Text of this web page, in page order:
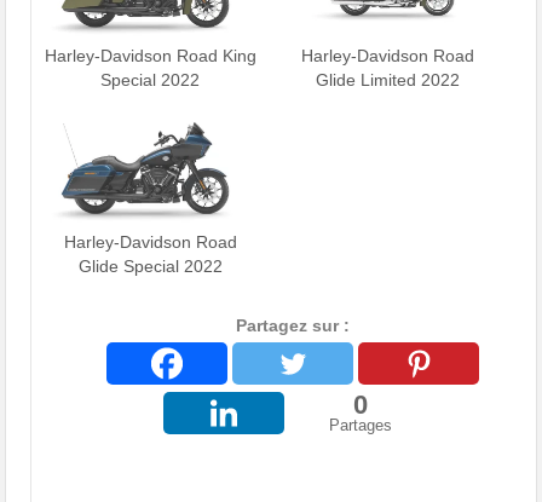
Harley-Davidson Road King
Special 2022
Harley-Davidson Road
Glide Limited 2022
Harley-Davidson Road
Glide Special 2022
Partagez sur :
0
Partages